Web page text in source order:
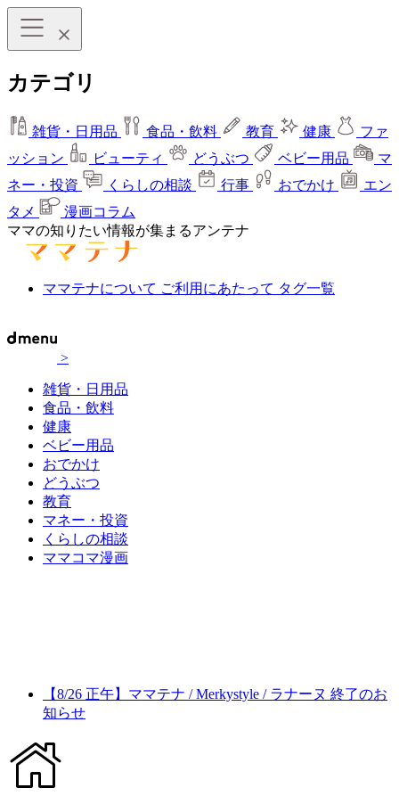
カテゴリ
雑貨・日用品 食品・飲料 教育 健康
ファ
ッション
ビューティ どうぶつ ベビー用品
マ
ネー・投資
くらしの相談 行事 おでかけ
エン
タメ
漫画コラム
ママの知りたい情報が集まるアンテナ
ママテナについて ご利用にあたって タグ一覧
>
雑貨・日用品
食品・飲料
健康
ベビー用品
おでかけ
どうぶつ
教育
マネー・投資
くらしの相談
ママコマ漫画
【8/26 正午】ママテナ / Merkystyle / ラナーヌ 終了のお
知らせ